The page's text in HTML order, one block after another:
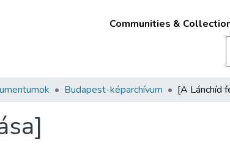
Communities &
Budapest-képarchívum [A Lánchíd